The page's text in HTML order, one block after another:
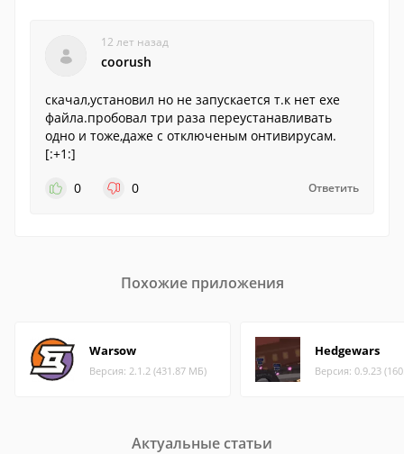
12 лет назад
coorush
скачал,установил но не запускается т.к нет exe
файла.пробовал три раза переустанавливать
одно и тоже,даже с отключеным онтивирусам.
[:+1:]
0
0 Ответить
Похожие приложения
Warsow
Версия: 2.1.2 (431.87 МБ)
Hedgewars
Версия: 0.9.23
Актуальные статьи